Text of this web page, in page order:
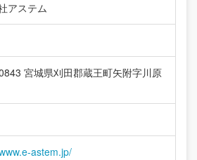
アステム
宮城県刈田郡蔵王町矢附字川原
astem.jp/